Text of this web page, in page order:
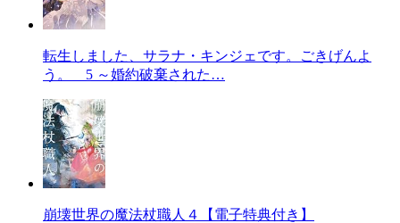
転生しました、サラナ・キンジェです。ごきげんよ
う。 5 ～婚約破棄された…
崩壊世界の魔法杖職人４【電子特典付き】